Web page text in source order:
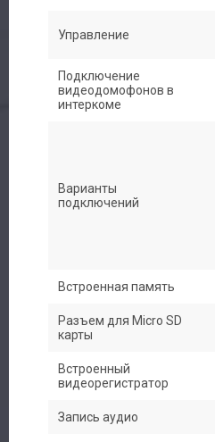
Управление
Подключение
видеодомофонов в
интеркоме
Варианты
подключений
Встроенная память
Разъем для Micro SD
карты
Встроенный
видеорегистратор
Запись аудио